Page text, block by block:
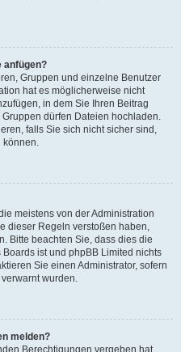
anfügen?
Gruppen und einzelne Benutzer
hat es möglicherweise nicht
in dem Sie Ihren Beitrag
dürfen Dateien hochladen.
falls Sie sich nicht sicher sind,
können.
meistens von der Administration
dieser Regeln verstoßen haben,
Bitte beachten Sie, dass dies die
ist und phpBB Limited nichts
Sie einen Administrator, sofern
wurden.
melden?
Berechtigungen vergeben hat,